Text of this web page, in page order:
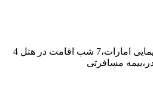
رفت و برگشت هوایی با هواپیمایی امارات،7 شب اقامت در هتل 4
مسافرتی